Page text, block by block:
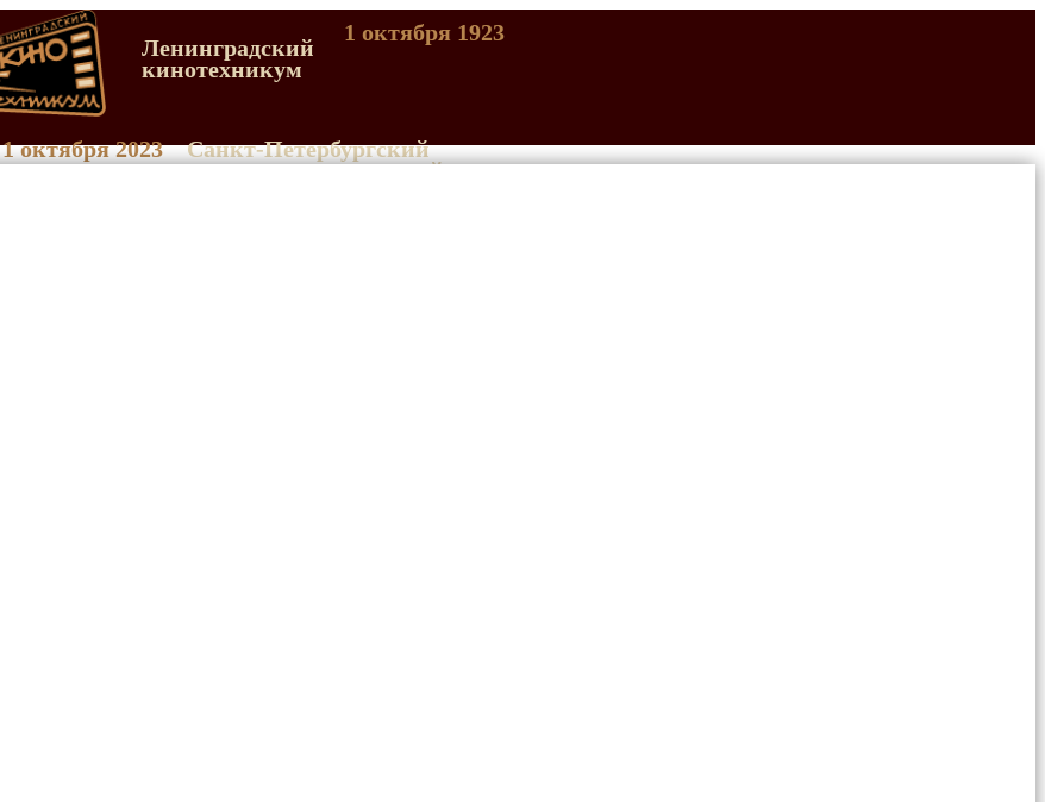
Ленинградский
кинотехникум
1 октября 1923
Санкт-Петербургский
киновидеотехнический
1 октября 2023